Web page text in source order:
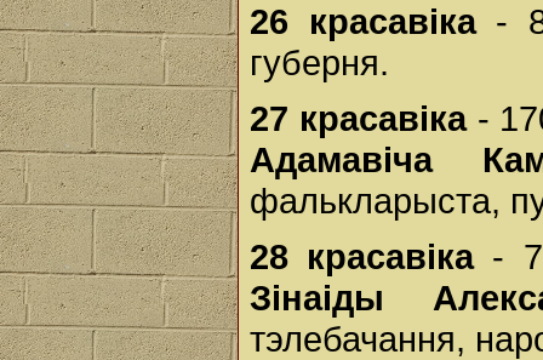
26 красавіка-
губерня.
27 красавіка-
Адамавіча
фалькларыста,
28 красавіка-
Зінаіды
тэлебачання,